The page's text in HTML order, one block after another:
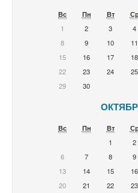
Вс Пн Вт
1
2 3 4
8
9 10 11
15
16 17 18
22
23 24 25
29
30
Вс Пн Вт
1
2
6
7 8 9
13
14 15 16
20
21 22 23